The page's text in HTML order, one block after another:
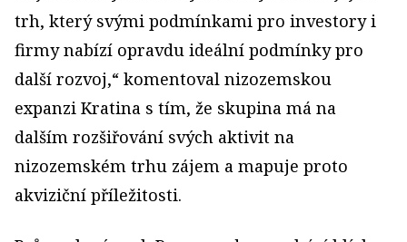
trh, který svými podmínkami pro investory i
firmy nabízí opravdu ideální podmínky pro
další rozvoj,“ komentoval nizozemskou
expanzi Kratina s tím, že skupina má na
dalším rozšiřování svých aktivit na
nizozemském trhu zájem a mapuje proto
akviziční příležitosti.